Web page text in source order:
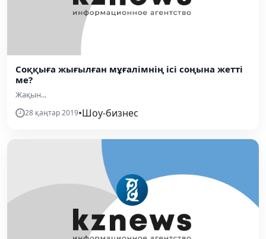
Соққыға жығылған мұғалімнің ісі соңына жетті
ме?
Жақын...
28 қаңтар 2019•Шоу-бизнес